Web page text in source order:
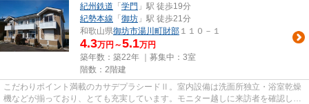
紀州鉄道 「 学門 」駅 徒歩19分
紀勢本線 「 御坊 」駅 徒歩21分
和歌山県御坊市湯川町財部 １１０－１
4.3万円～5.1万円
築年数：築22年 ｜募集中： 3室
階数：2階建
こだわりポイント満載のカサデプラシードⅡ。室内設備は洗面所独立・浴室乾燥
機などが揃っており、とても充実しています。モニター越しに来訪者を確認し、